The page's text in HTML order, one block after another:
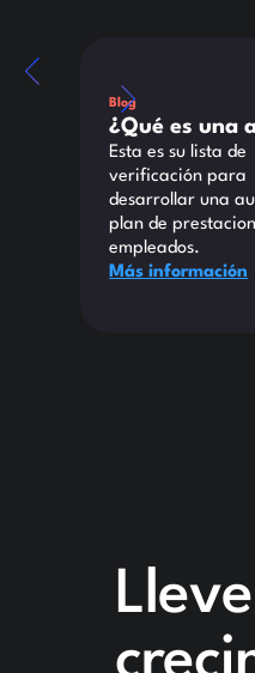
Blog
¿Qué es una
Esta es su lista de
verificación para
desarrollar una
plan de
empleados.
Más información